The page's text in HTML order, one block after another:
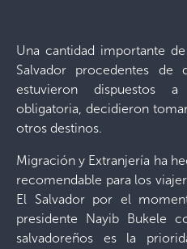
Una cantidad importante
Salvador procedentes de
estuvieron dispuestos
obligatoria, decidieron
otros destinos.
Migración y Extranjería ha
recomendable para los
El Salvador por el
presidente Nayib Bukele
salvadoreños es la